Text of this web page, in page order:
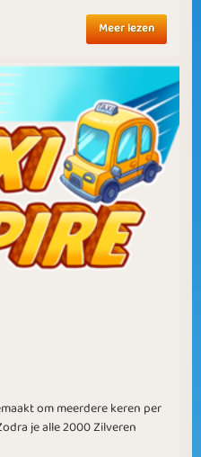
Meer lezen
om meerdere keren per
je alle 2000 Zilveren